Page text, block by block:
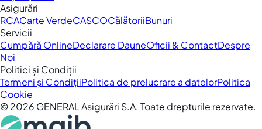
Asigurări
RCACarte VerdeCASCOCălătoriiBunuri
Servicii
Cumpără OnlineDeclarare DauneOficii & ContactDespre
Noi
Politici și Condiții
Termeni și CondițiiPolitica de prelucrare a datelorPolitica
Cookie
©2026 GENERAL Asigurări S.A. Toate drepturile rezervate.